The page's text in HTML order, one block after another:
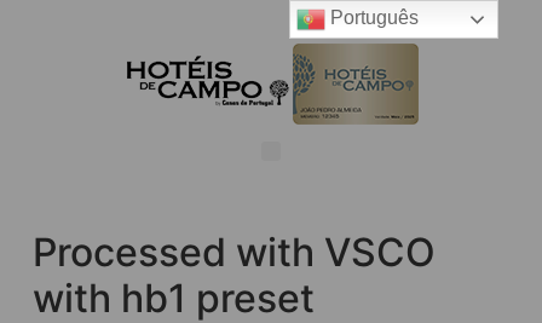
Processed with VSCO
with hb1 preset
Português